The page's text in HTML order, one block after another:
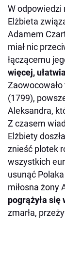
W odpowiedzi
Elżbieta
Adamem
miał nic
łączącemu
więcej,
(1799),
Aleksandra,
Z czasem
Elżbiety
znieść plotek
wszystkich
usunąć
miłosna żony
pogrążyła się
zmarła,